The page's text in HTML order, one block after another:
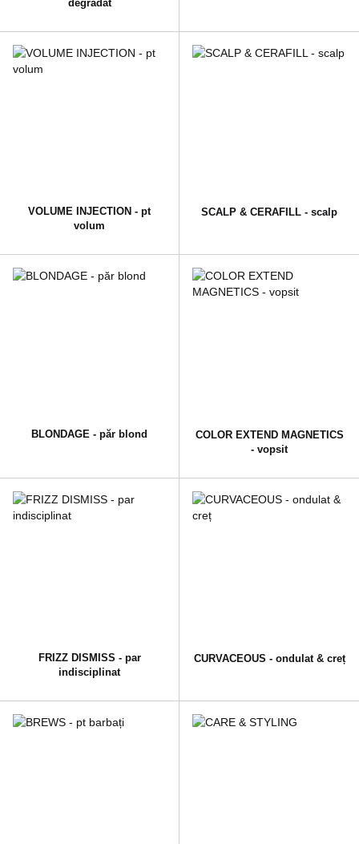
degradat
VOLUME INJECTION - pt
volum
SCALP & CERAFILL - scalp
BLONDAGE - păr blond
COLOR EXTEND MAGNETICS
- vopsit
FRIZZ DISMISS - par
indisciplinat
CURVACEOUS - ondulat & creț